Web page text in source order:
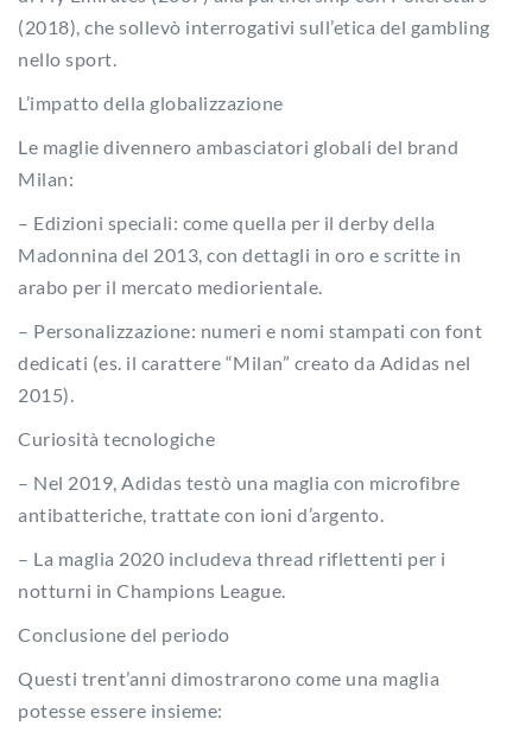
(2018), che sollevò interrogativi sull’etica del gambling
nello sport.
L’impatto della globalizzazione
Le maglie divennero ambasciatori globali del brand
Milan:
– Edizioni speciali: come quella per il derby della
Madonnina del 2013, con dettagli in oro e scritte in
arabo per il mercato mediorientale.
– Personalizzazione: numeri e nomi stampati con font
dedicati (es. il carattere “Milan” creato da Adidas nel
2015).
Curiosità tecnologiche
– Nel 2019, Adidas testò una maglia con microfibre
antibatteriche, trattate con ioni d’argento.
– La maglia 2020 includeva thread riflettenti per i
notturni in Champions League.
Conclusione del periodo
Questi trent’anni dimostrarono come una maglia
potesse essere insieme: